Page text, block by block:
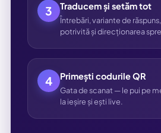
3 Traducem și setăm tot
Întrebări, variante de
potrivită și direcționarea
4 Primești codurile QR
Gata de scanat — le pui pe
la ieșire și ești live.